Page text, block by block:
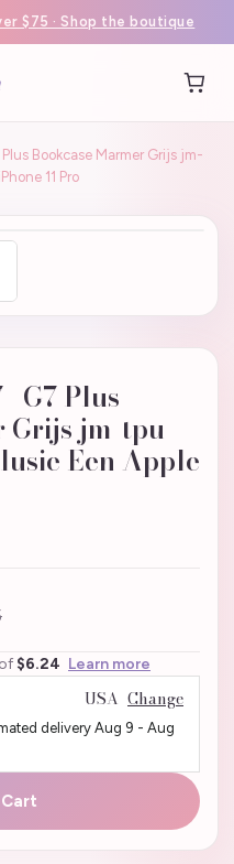
$75 · Shop the boutique
Bookcase Marmer Grijs jm-
11 Pro
G7 Plus
Grijs jm-tpu
Een Apple
$6.24 Learn more
USA Change
delivery Aug 9 - Aug